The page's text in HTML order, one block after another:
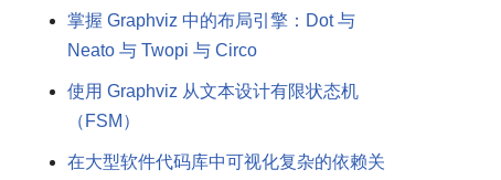
掌握 Graphviz 中的布局引擎：Dot 与
Neato 与 Twopi 与 Circo
使用 Graphviz 从文本设计有限状态机
（FSM）
在大型软件代码库中可视化复杂的依赖关